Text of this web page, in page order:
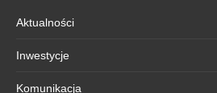
Aktualności
Inwestycje
Komunikacja